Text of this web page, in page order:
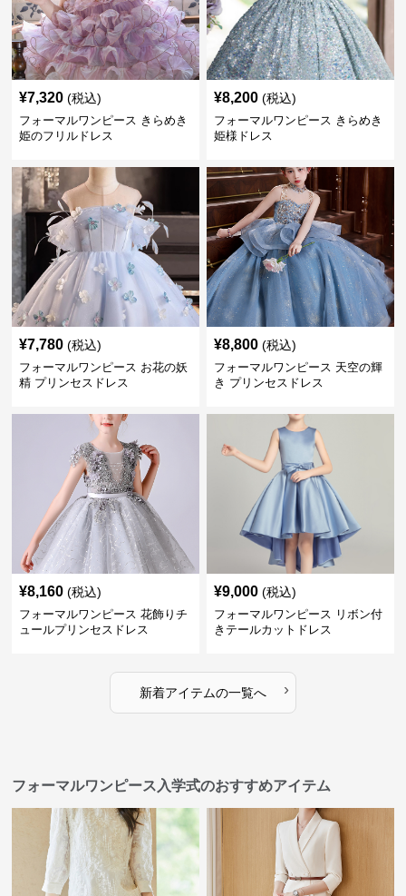
¥7,320 (税込)
フォーマルワンピース きらめき
姫のフリルドレス
¥8,200 (税込)
フォーマルワンピース きらめき
姫様ドレス
¥7,780 (税込)
フォーマルワンピース お花の妖
精 プリンセスドレス
¥8,800 (税込)
フォーマルワンピース 天空の輝
き プリンセスドレス
¥8,160 (税込)
フォーマルワンピース 花飾りチ
ュールプリンセスドレス
¥9,000 (税込)
フォーマルワンピース リボン付
きテールカットドレス
新着アイテムの一覧へ ›
フォーマルワンピース入学式のおすすめアイテム